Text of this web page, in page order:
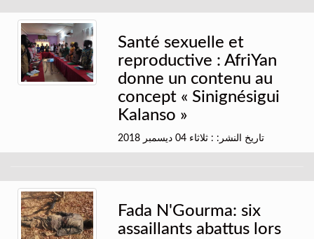
Santé sexuelle et
reproductive : AfriYan
donne un contenu au
concept « Sinignésigui
Kalanso »
تاريخ النشر: : ثلاثاء 04 ديسمبر 2018
Fada N'Gourma: six
assaillants abattus lors